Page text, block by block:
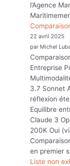
l’Agence
22 avril 2025
par Michel
Entreprise
3.7 Sonnet
réflexion
Equilibre
Claude 3
200K Oui
en premier
Liste non